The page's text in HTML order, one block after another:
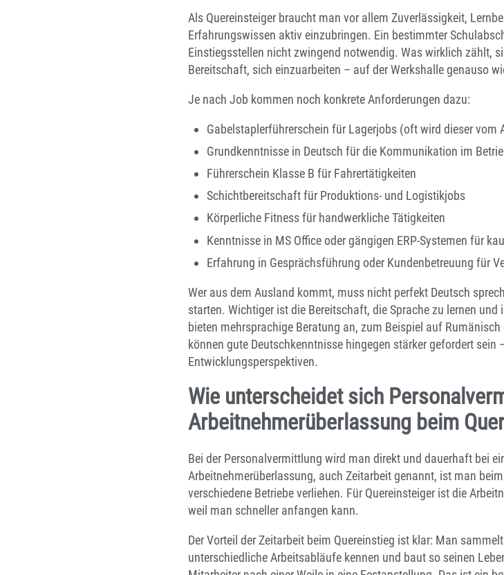
Als Quereinsteiger braucht man vor allem Zuverlässigkeit,
Erfahrungswissen aktiv einzubringen. Ein bestimmter
Einstiegsstellen nicht zwingend notwendig. Was wirklich zählt,
Bereitschaft, sich einzuarbeiten – auf der Werkshalle genauso
Je nach Job kommen noch konkrete Anforderungen dazu:
Gabelstaplerführerschein für Lagerjobs (oft wird dieser vom
Grundkenntnisse in Deutsch für die Kommunikation im
Führerschein Klasse B für Fahrertätigkeiten
Schichtbereitschaft für Produktions- und Logistikjobs
Körperliche Fitness für handwerkliche Tätigkeiten
Kenntnisse in MS Office oder gängigen ERP-Systemen für
Erfahrung in Gesprächsführung oder Kundenbetreuung für
Wer aus dem Ausland kommt, muss nicht perfekt Deutsch
starten. Wichtiger ist die Bereitschaft, die Sprache zu lernen
bieten mehrsprachige Beratung an, zum Beispiel auf
können gute Deutschkenntnisse hingegen stärker gefordert
Entwicklungsperspektiven.
Wie unterscheidet sich
Arbeitnehmerüberlassung beim
Bei der Personalvermittlung wird man direkt und dauerhaft bei
Arbeitnehmerüberlassung, auch Zeitarbeit genannt, ist man
verschiedene Betriebe verliehen. Für Quereinsteiger ist die
weil man schneller anfangen kann.
Der Vorteil der Zeitarbeit beim Quereinstieg ist klar: Man
unterschiedliche Arbeitsabläufe kennen und baut so seinen